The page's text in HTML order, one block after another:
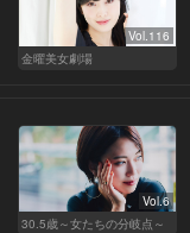
Vol.116
金曜美女劇場
Vol.6
30.5歳～女たちの分岐点～